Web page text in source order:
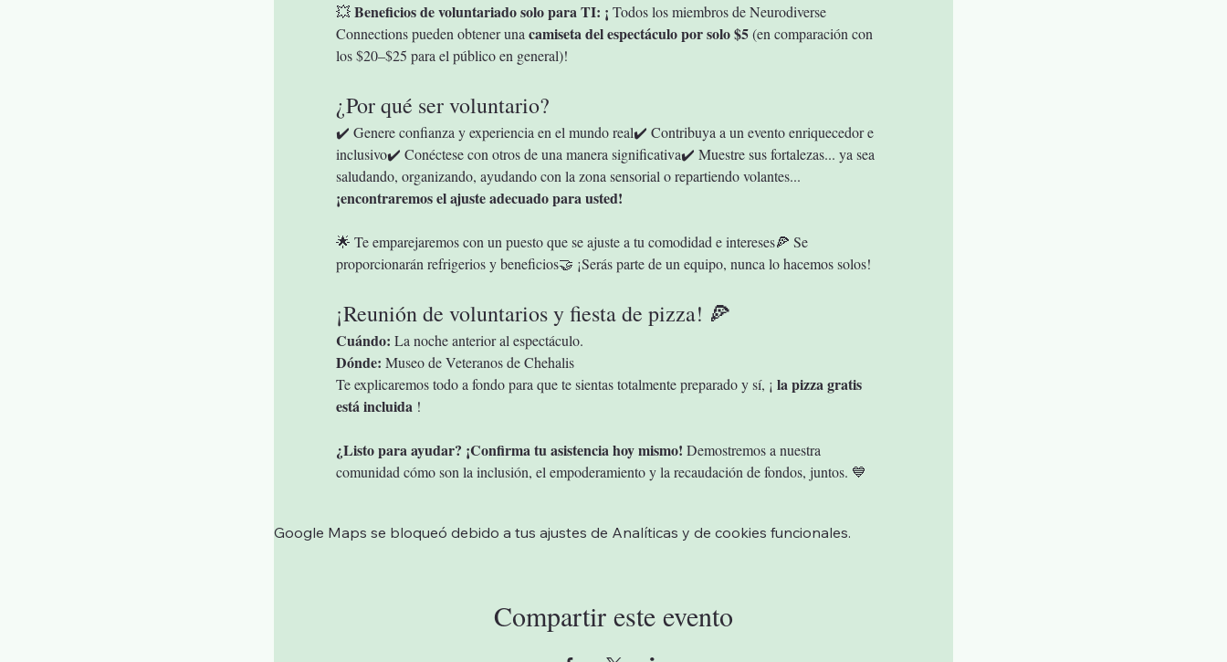
💥 Beneficios de voluntariado solo para TI: ¡ Todos los miembros de Neurodiverse
Connections pueden obtener una camiseta del espectáculo por solo $5 (en comparación con
los $20–$25 para el público en general)!
¿Por qué ser voluntario?
✔️ Genere confianza y experiencia en el mundo real✔️ Contribuya a un evento enriquecedor e
inclusivo✔️ Conéctese con otros de una manera significativa✔️ Muestre sus fortalezas... ya sea
saludando, organizando, ayudando con la zona sensorial o repartiendo volantes...
¡encontraremos el ajuste adecuado para usted!
🌟 Te emparejaremos con un puesto que se ajuste a tu comodidad e intereses🍕 Se
proporcionarán refrigerios y beneficios🤝 ¡Serás parte de un equipo, nunca lo hacemos solos!
¡Reunión de voluntarios y fiesta de pizza! 🍕
Cuándo: La noche anterior al espectáculo.
Dónde: Museo de Veteranos de Chehalis
Te explicaremos todo a fondo para que te sientas totalmente preparado y sí, ¡ la pizza gratis
está incluida !
¿Listo para ayudar? ¡Confirma tu asistencia hoy mismo! Demostremos a nuestra
comunidad cómo son la inclusión, el empoderamiento y la recaudación de fondos, juntos. 💙
Google Maps se bloqueó debido a tus ajustes de Analíticas y de cookies funcionales.
Compartir este evento